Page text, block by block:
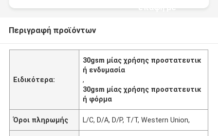
επαφή με
Περιγραφή προϊόντων
Ειδικότερα:
30gsm μίας χρήσης προστατευτικ
ή ενδυμασία
,
30gsm μίας χρήσης προστατευτικ
ή φόρμα
Όροι πληρωμής L/C, D/A, D/P, T/T, Western Union,